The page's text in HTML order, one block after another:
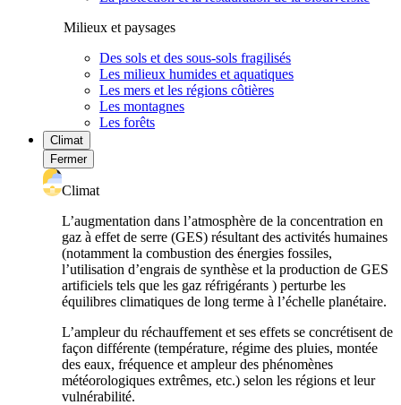
Milieux et paysages
Des sols et des sous-sols fragilisés
Les milieux humides et aquatiques
Les mers et les régions côtières
Les montagnes
Les forêts
Climat
Fermer
Climat
L’augmentation dans l’atmosphère de la concentration en
gaz à effet de serre (GES) résultant des activités humaines
(notamment la combustion des énergies fossiles,
l’utilisation d’engrais de synthèse et la production de GES
artificiels tels que les gaz réfrigérants ) perturbe les
équilibres climatiques de long terme à l’échelle planétaire.
L’ampleur du réchauffement et ses effets se concrétisent de
façon différente (température, régime des pluies, montée
des eaux, fréquence et ampleur des phénomènes
météorologiques extrêmes, etc.) selon les régions et leur
vulnérabilité.